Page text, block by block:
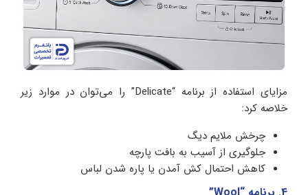
مزایای استفاده از برنامه “Delicate” را می‌توان در موارد زیر
خلاصه کرد:
چرخش ملایم دیگ
جلوگیری از آسیب به بافت پارچه
کاهش احتمال کش آمدن یا پاره‌ شدن لباس